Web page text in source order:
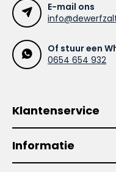
E-mail ons
Of stuur een
0654 654 932
Klantenservice
Informatie